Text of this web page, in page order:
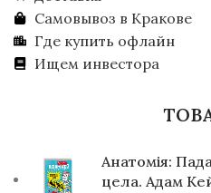
Самовывоз в Кракове
Где купить офлайн
Ищем инвестора
Анатомія:
цела. Адам